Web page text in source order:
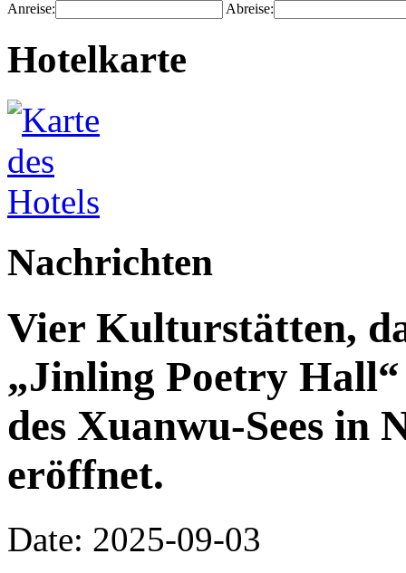
Anreise: Abreise:
Hotelkarte
Nachrichten
Vier Kulturstätten,
„Jinling Poetry
des Xuanwu-Sees
eröffnet.
Date: 2025-09-03